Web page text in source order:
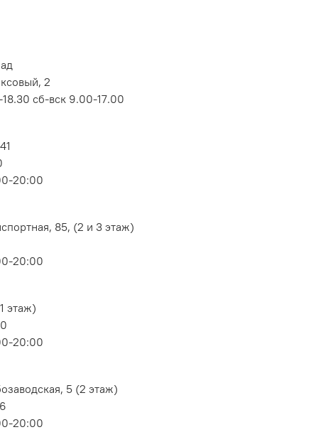
2
сб-вск 9.00-17.00
20:00
85, (2 и 3 этаж)
20:00
этаж)
20:00
5 (2 этаж)
20:00